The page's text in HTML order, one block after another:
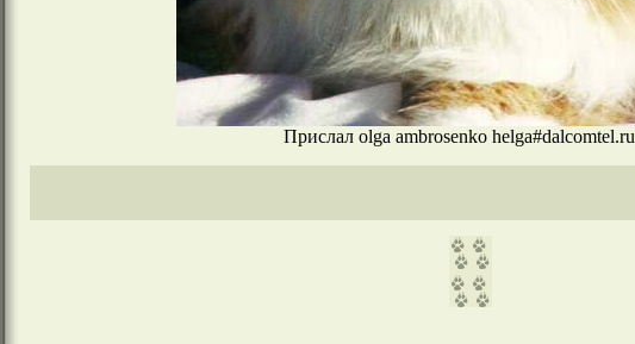
Прислал olga ambrosenko helga#dalcomtel.ru